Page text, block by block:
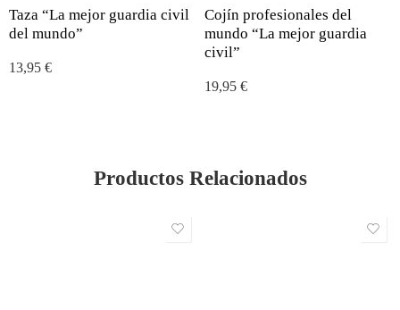
Taza “La mejor guardia civil
del mundo”
13,95 €
Cojín profesionales del
mundo “La mejor guardia
civil”
19,95 €
Productos Relacionados